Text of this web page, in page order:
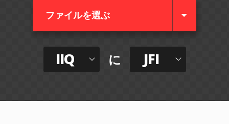
ファイルを選ぶ
IIQ に JFI